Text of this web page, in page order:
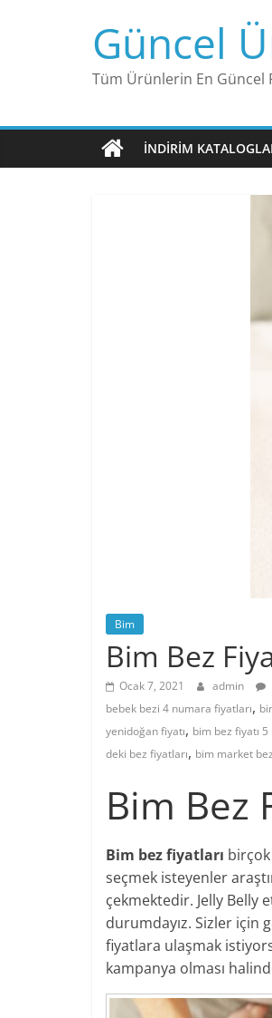
Güncel
Tüm Ürünlerin En Güncel
İNDIRIM
Bim
Bim Bez
Ocak 7, 2021 admin
bebek bezi 4 numara fiyatları,
yenidoğan fiyatı, bim bez fiyatı
deki bez fiyatları, bim market
Bim Bez
Bim bez fiyatları
seçmek isteyenler
çekmektedir. Jelly Belly
durumdayız. Sizler için
fiyatlara ulaşmak
kampanya olması